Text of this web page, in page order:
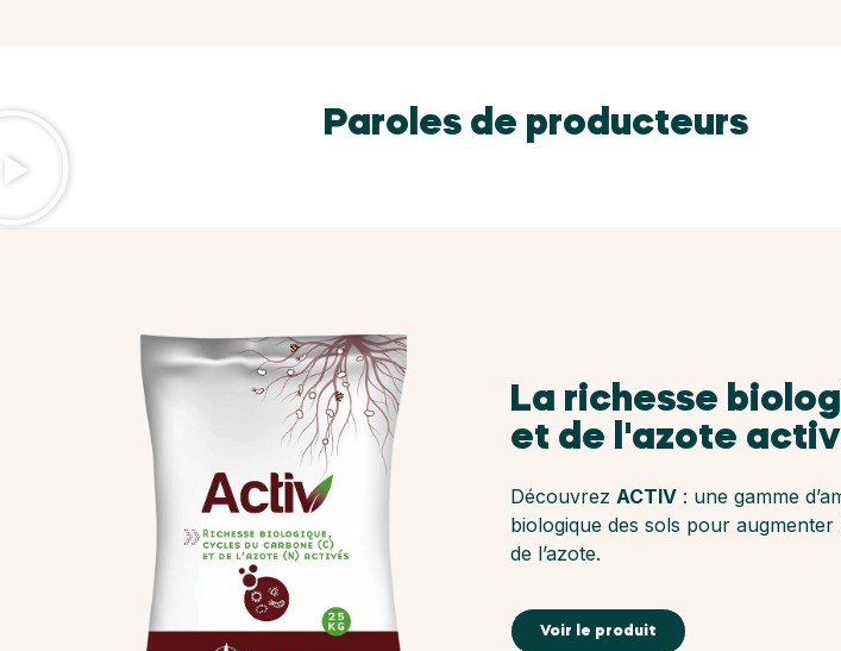
Paroles de producteurs
La richesse
et de l'azote
DécouvrezACTIV : une gamme
biologique des sols pour
de l’azote.
Voir le produit